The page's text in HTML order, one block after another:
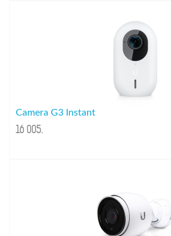
Camera G3 Instant
16 005.